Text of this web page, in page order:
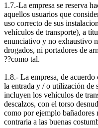
1.7.-La empresa se reserva
aquellos usuarios que
uso correcto de sus
vehículos de transporte), a
enunciativo y no exhaustivo
drogados, ni portadores de
??como tal.
1.8.- La empresa, de
la entrada y / o utilización de
incluyen los vehículos de
descalzos, con el torso
como por ejemplo bañadores
contraria a las buenas